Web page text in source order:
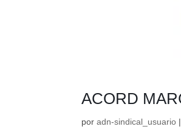
ACORD
poradn-sindical_usuario |